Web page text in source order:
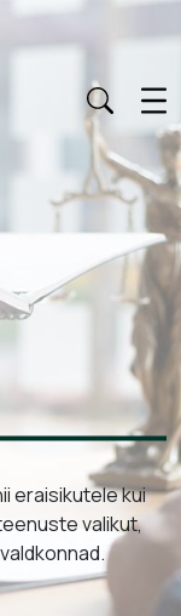
eraisikutele kui
valikut,